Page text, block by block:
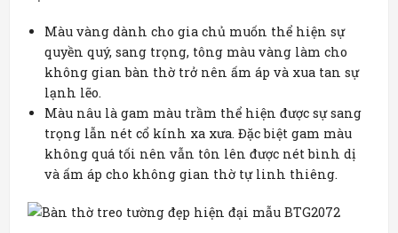
Màu vàng dành cho gia chủ muốn thể hiện sự
quyền quý, sang trọng, tông màu vàng làm cho
không gian bàn thờ trở nên ấm áp và xua tan sự
lạnh lẽo.
Màu nâu là gam màu trầm thể hiện được sự sang
trọng lẫn nét cổ kính xa xưa. Đặc biệt gam màu
không quá tối nên vẫn tôn lên được nét bình dị
và ấm áp cho không gian thờ tự linh thiêng.